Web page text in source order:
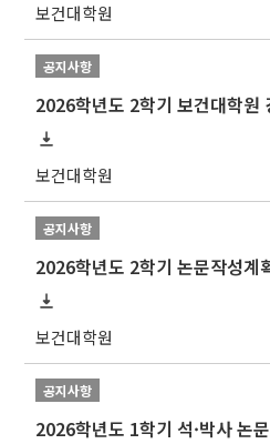
보건대학원
공지사항
보건대학원
공지사항
보건대학원
공지사항